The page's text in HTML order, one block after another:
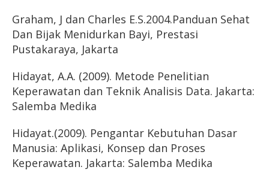
Graham, J dan Charles E.S.2004.Panduan Sehat
Dan Bijak Menidurkan Bayi, Prestasi
Pustakaraya, Jakarta
Hidayat, A.A. (2009). Metode Penelitian
Keperawatan dan Teknik Analisis Data. Jakarta:
Salemba Medika
Hidayat.(2009). Pengantar Kebutuhan Dasar
Manusia: Aplikasi, Konsep dan Proses
Keperawatan. Jakarta: Salemba Medika